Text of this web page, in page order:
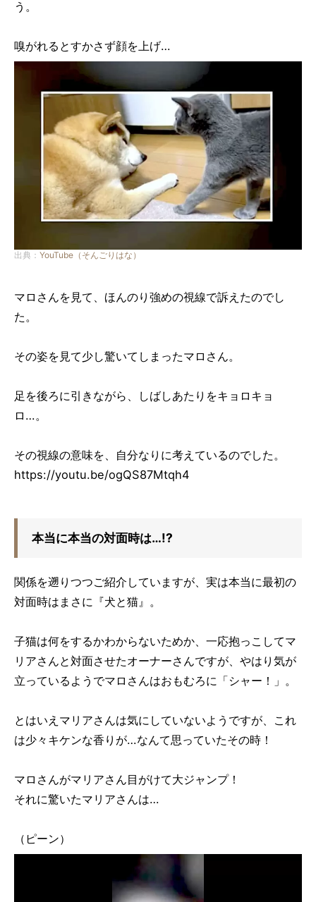
う。
嗅がれるとすかさず顔を上げ…
出典： YouTube（そんごりはな）
マロさんを見て、ほんのり強めの視線で訴えたのでし
た。
その姿を見て少し驚いてしまったマロさん。
足を後ろに引きながら、しばしあたりをキョロキョ
ロ…。
その視線の意味を、自分なりに考えているのでした。
https://youtu.be/ogQS87Mtqh4
本当に本当の対面時は…!?
関係を遡りつつご紹介していますが、実は本当に最初の
対面時はまさに『犬と猫』。
子猫は何をするかわからないためか、一応抱っこしてマ
リアさんと対面させたオーナーさんですが、やはり気が
立っているようでマロさんはおもむろに「シャー！」。
とはいえマリアさんは気にしていないようですが、これ
は少々キケンな香りが…なんて思っていたその時！
マロさんがマリアさん目がけて大ジャンプ！
それに驚いたマリアさんは…
（ピーン）